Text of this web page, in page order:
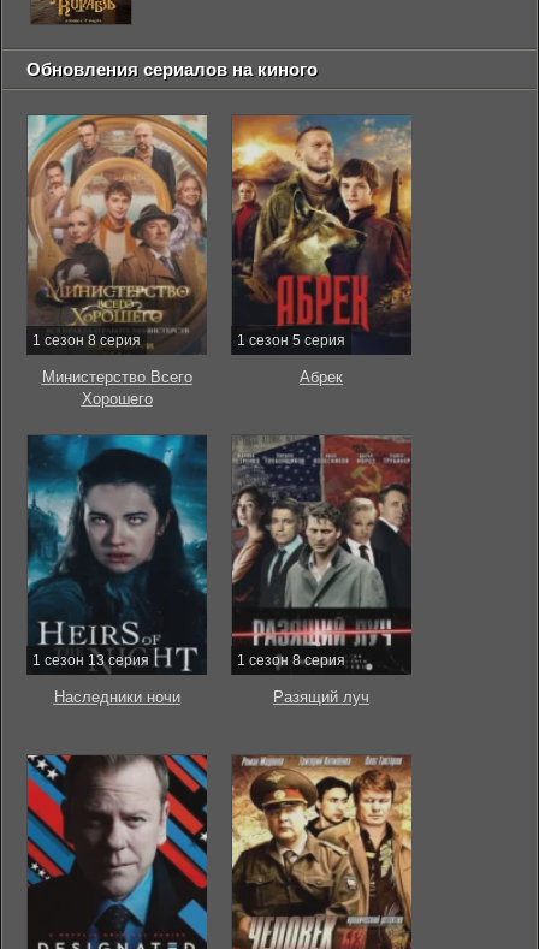
Обновления сериалов на киного
1 сезон 8 серия
Министерство Всего
Хорошего
1 сезон 5 серия
Абрек
1 сезон 13 серия
Наследники ночи
1 сезон 8 серия
Разящий луч